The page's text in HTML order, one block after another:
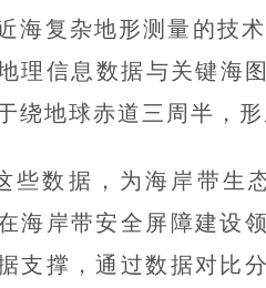
海复杂地形测量的技
理信息数据与关键海
绕地球赤道三周半，
些数据，为海岸带生
海岸带安全屏障建设
支撑，通过数据对比